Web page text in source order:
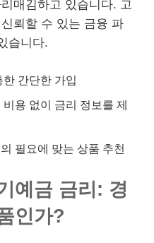
매김하고 있습니다. 고
뢰할 수 있는 금융 파
습니다.
한 간단한 가입
비용 없이 금리 정보를 제
필요에 맞는 상품 추천
예금 금리: 경
인가?